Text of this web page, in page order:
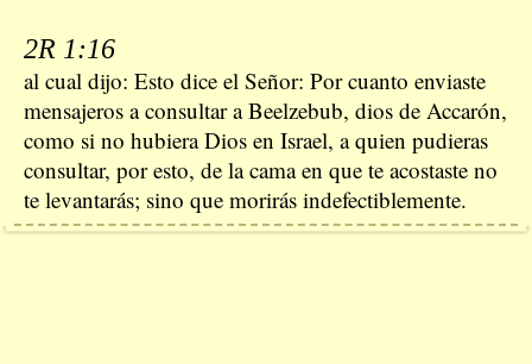
2R 1:16
al cual dijo: Esto dice el Señor: Por cuanto enviaste
mensajeros a consultar a Beelzebub, dios de Accarón,
como si no hubiera Dios en Israel, a quien pudieras
consultar, por esto, de la cama en que te acostaste no
te levantarás; sino que morirás indefectiblemente.